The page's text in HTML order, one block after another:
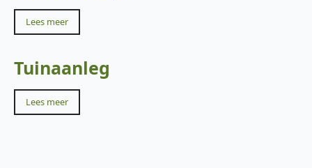
Lees meer
Tuinaanleg
Lees meer